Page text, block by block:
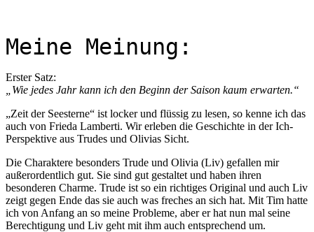
Meine Meinung:
Erster Satz:
„Wie jedes Jahr kann ich den Beginn der Saison kaum erwarten.“
„Zeit der Seesterne“ ist locker und flüssig zu lesen, so kenne ich das
auch von Frieda Lamberti. Wir erleben die Geschichte in der Ich-
Perspektive aus Trudes und Olivias Sicht.
Die Charaktere besonders Trude und Olivia (Liv) gefallen mir
außerordentlich gut. Sie sind gut gestaltet und haben ihren
besonderen Charme. Trude ist so ein richtiges Original und auch Liv
zeigt gegen Ende das sie auch was freches an sich hat. Mit Tim hatte
ich von Anfang an so meine Probleme, aber er hat nun mal seine
Berechtigung und Liv geht mit ihm auch entsprechend um.